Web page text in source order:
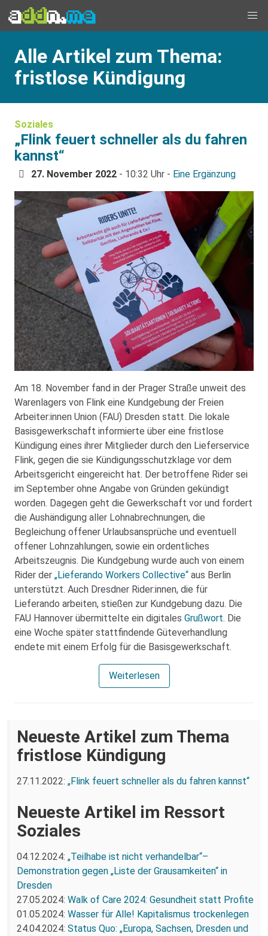
Alle Artikel zum Thema:
fristlose Kündigung
Soziales
„Flink feuert schneller als du fahren
kannst“
27. November 2022 - 10:32 Uhr - Eine Ergänzung
Am 18. November fand in der Prager Straße unweit des
Warenlagers von Flink eine Kundgebung der Freien
Arbeiter:innen Union (FAU) Dresden statt. Die lokale
Basisgewerkschaft informierte über eine fristlose
Kündigung eines ihrer Mitglieder durch den Lieferservice
Flink, gegen die sie Kündigungsschutzklage vor dem
Arbeitsgericht eingereicht hat. Der betroffene Rider sei
im September ohne Angabe von Gründen gekündigt
worden. Dagegen geht die Gewerkschaft vor und fordert
die Aushändigung aller Lohnabrechnungen, die
Begleichung offener Urlaubsansprüche und eventuell
offener Lohnzahlungen, sowie ein ordentliches
Arbeitszeugnis. Die Kundgebung wurde auch von einem
Rider der „Lieferando Workers Collective“ aus Berlin
unterstützt. Auch Dresdner Rider:innen, die für
Lieferando arbeiten, stießen zur Kundgebung dazu. Die
FAU Hannover übermittelte ein digitales Grußwort. Die
eine Woche später stattfindende Güteverhandlung
endete mit einem Erfolg für die Basisgewerkschaft.
Weiterlesen
Neueste Artikel zum Thema
fristlose Kündigung
27.11.2022: „Flink feuert schneller als du fahren kannst“
Neueste Artikel im Ressort
Soziales
04.12.2024: „Teilhabe ist nicht verhandelbar“–
Demonstration gegen „Liste der Grausamkeiten“ in
Dresden
27.05.2024: Walk of Care 2024: Gesundheit statt Profite
01.05.2024: Wasser für Alle! Kapitalismus trockenlegen
24.04.2024: Status Quo: „Europa, Sachsen, Dresden und